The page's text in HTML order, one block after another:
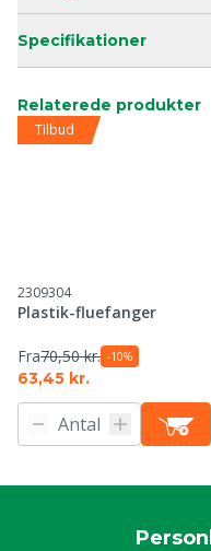
Specifikationer
Relaterede produkter
Tilbud
2309304
Plastik-fluefanger
Fra70,50 kr. -10%
63,45 kr.